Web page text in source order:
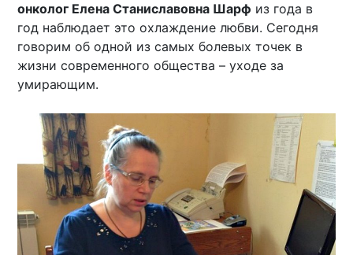
онколог Елена Станиславовна Шарф из года в
год наблюдает это охлаждение любви. Сегодня
говорим об одной из самых болевых точек в
жизни современного общества – уходе за
умирающим.